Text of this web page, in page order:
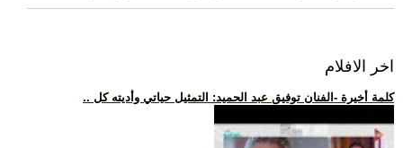
اخر الافلام
.. كلمة أخيرة -الفنان توفيق عبد الحميد: التمثيل حياتي وأديته كل